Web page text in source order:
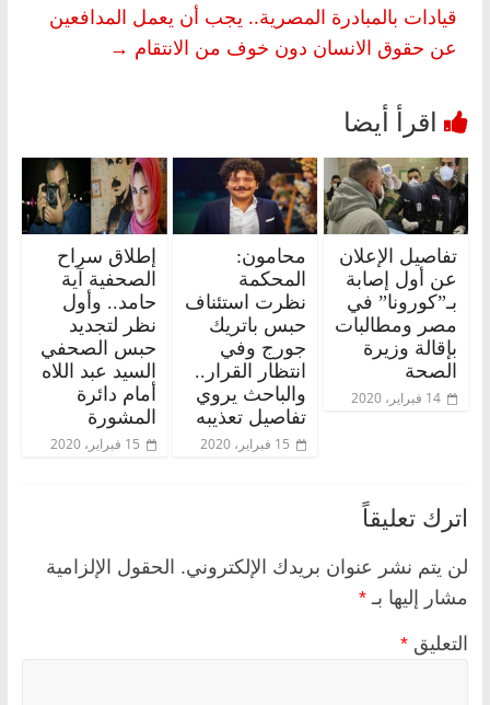
قيادات بالمبادرة المصرية.. يجب أن يعمل المدافعين
عن حقوق الانسان دون خوف من الانتقام →
تفاصيل الإعلان
عن أول إصابة
بـ”كورونا” في
مصر ومطالبات
بإقالة وزيرة
الصحة
14 فبراير، 2020
محامون:
المحكمة
نظرت استئناف
حبس باتريك
جورج وفي
انتظار القرار..
والباحث يروي
تفاصيل تعذيبه
15 فبراير، 2020
إطلاق سراح
الصحفية آية
حامد.. وأول
نظر لتجديد
حبس الصحفي
السيد عبد اللاه
أمام دائرة
المشورة
15 فبراير، 2020
اترك تعليقاً
لن يتم نشر عنوان بريدك الإلكتروني. الحقول الإلزامية
مشار إليها بـ *
التعليق *